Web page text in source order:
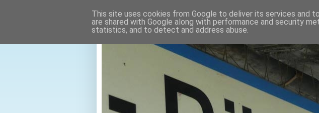
This site uses cookies from Google to deliver its services and
are shared with Google along with performance and security
statistics, and to detect and address abuse.